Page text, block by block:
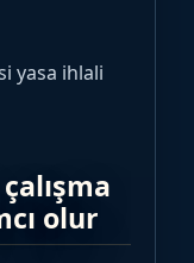
yasa ihlali
olur